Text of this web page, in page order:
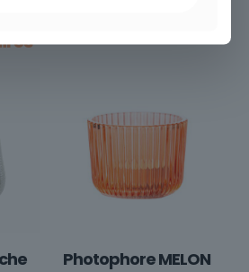
Photophore MELON